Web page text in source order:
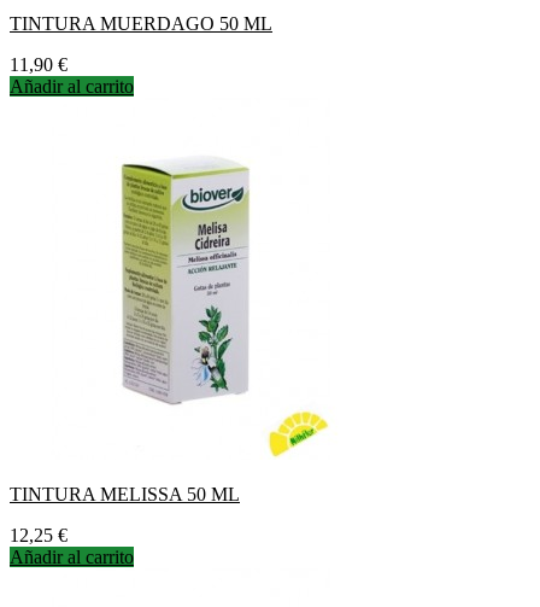
TINTURA MUERDAGO 50 ML
Precio
11,90 €
Añadir al carrito
TINTURA MELISSA 50 ML
Precio
12,25 €
Añadir al carrito